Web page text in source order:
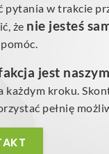
pytania w trakcie
że nie jesteś
jest
każdym kroku.
pełnię